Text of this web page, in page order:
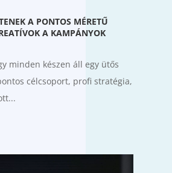
A PONTOS MÉRETŰ
A KAMPÁNYOK
minden készen áll egy ütős
célcsoport, profi stratégia,